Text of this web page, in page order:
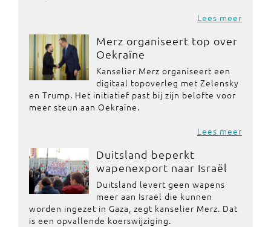
Lees meer
Merz organiseert top over
Oekraïne
Kanselier Merz organiseert een
digitaal topoverleg met Zelensky
en Trump. Het initiatief past bij zijn belofte voor
meer steun aan Oekraïne.
Lees meer
Duitsland beperkt
wapenexport naar Israël
Duitsland levert geen wapens
meer aan Israël die kunnen
worden ingezet in Gaza, zegt kanselier Merz. Dat
is een opvallende koerswijziging.